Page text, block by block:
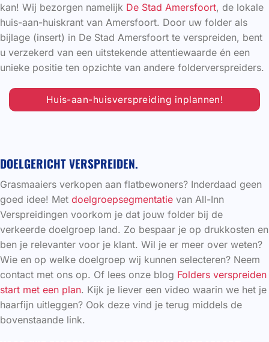
kan! Wij bezorgen namelijk De Stad Amersfoort, de lokale
huis-aan-huiskrant van Amersfoort. Door uw folder als
bijlage (insert) in De Stad Amersfoort te verspreiden, bent
u verzekerd van een uitstekende attentiewaarde én een
unieke positie ten opzichte van andere folderverspreiders.
Huis-aan-huisverspreiding inplannen!
DOELGERICHT VERSPREIDEN.
Grasmaaiers verkopen aan flatbewoners? Inderdaad geen
goed idee! Met doelgroepsegmentatie van All-Inn
Verspreidingen voorkom je dat jouw folder bij de
verkeerde doelgroep land. Zo bespaar je op drukkosten en
ben je relevanter voor je klant. Wil je er meer over weten?
Wie en op welke doelgroep wij kunnen selecteren? Neem
contact met ons op. Of lees onze blog Folders verspreiden
start met een plan. Kijk je liever een video waarin we het je
haarfijn uitleggen? Ook deze vind je terug middels de
bovenstaande link.